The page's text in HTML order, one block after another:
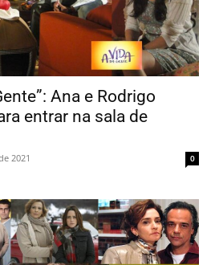
Ana e Rodrigo
entrar na sala de
2021 0